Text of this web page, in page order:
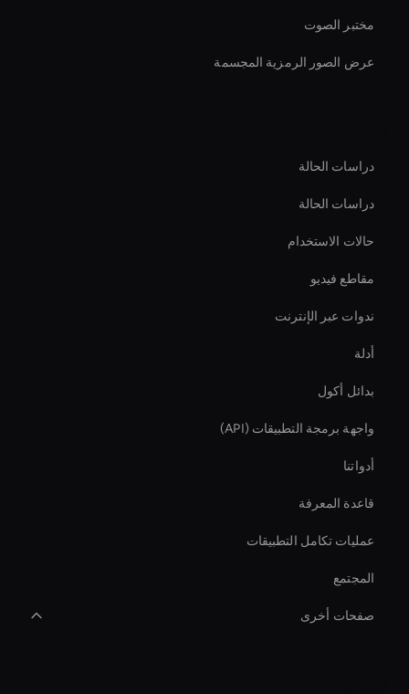
مختبر الصوت
عرض الصور الرمزية المجسمة
دراسات الحالة
دراسات الحالة
حالات الاستخدام
مقاطع فيديو
ندوات عبر الإنترنت
أدلة
بدائل أكول
واجهة برمجة التطبيقات (API)
أدواتنا
قاعدة المعرفة
عمليات تكامل التطبيقات
المجتمع
صفحات أخرى